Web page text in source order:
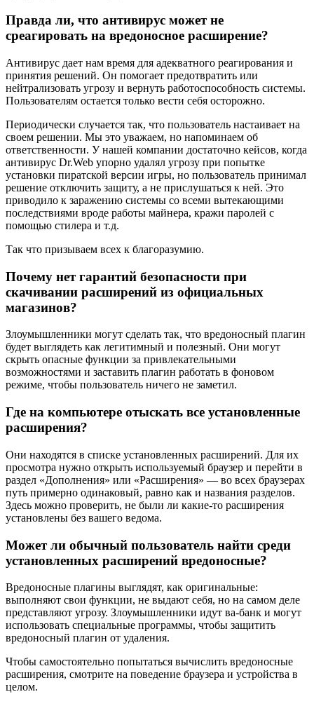
Правда ли, что антивирус может не
среагировать на вредоносное расширение?
Антивирус дает нам время для адекватного реагирования и
принятия решений. Он помогает предотвратить или
нейтрализовать угрозу и вернуть работоспособность системы.
Пользователям остается только вести себя осторожно.
Периодически случается так, что пользователь настаивает на
своем решении. Мы это уважаем, но напоминаем об
ответственности. У нашей компании достаточно кейсов, когда
антивирус Dr.Web упорно удалял угрозу при попытке
установки пиратской версии игры, но пользователь принимал
решение отключить защиту, а не прислушаться к ней. Это
приводило к заражению системы со всеми вытекающими
последствиями вроде работы майнера, кражи паролей с
помощью стилера и т.д.
Так что призываем всех к благоразумию.
Почему нет гарантий безопасности при
скачивании расширений из официальных
магазинов?
Злоумышленники могут сделать так, что вредоносный плагин
будет выглядеть как легитимный и полезный. Они могут
скрыть опасные функции за привлекательными
возможностями и заставить плагин работать в фоновом
режиме, чтобы пользователь ничего не заметил.
Где на компьютере отыскать все установленные
расширения?
Они находятся в списке установленных расширений. Для их
просмотра нужно открыть используемый браузер и перейти в
раздел «Дополнения» или «Расширения» — во всех браузерах
путь примерно одинаковый, равно как и названия разделов.
Здесь можно проверить, не были ли какие-то расширения
установлены без вашего ведома.
Может ли обычный пользователь найти среди
установленных расширений вредоносные?
Вредоносные плагины выглядят, как оригинальные:
выполняют свои функции, не выдают себя, но на самом деле
представляют угрозу. Злоумышленники идут ва-банк и могут
использовать специальные программы, чтобы защитить
вредоносный плагин от удаления.
Чтобы самостоятельно попытаться вычислить вредоносные
расширения, смотрите на поведение браузера и устройства в
целом.